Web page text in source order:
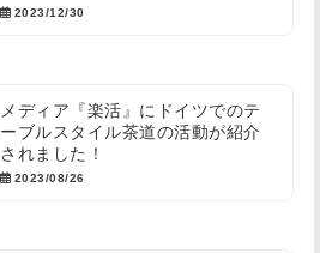
2023/12/30
メディア『楽活』にドイツでのテ
ーブルスタイル茶道の活動が紹介
されました！
2023/08/26